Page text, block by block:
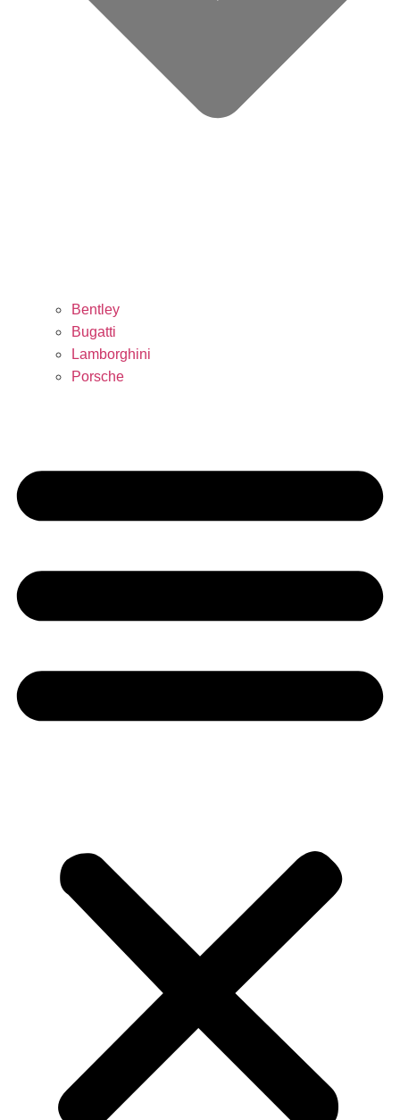
Bentley
Bugatti
Lamborghini
Porsche